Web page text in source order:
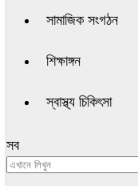
সামাজিক সংগঠন
শিক্ষাঙ্গন
স্বাস্থ্য চিকিৎসা
সব